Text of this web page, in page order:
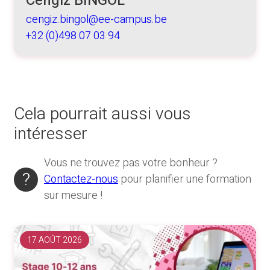
cengiz.bingol@ee-campus.be
+32 (0)498 07 03 94
Cela pourrait aussi vous
intéresser
Vous ne trouvez pas votre bonheur ?
Contactez-nouspour planifier une formation
sur mesure !
17 AOÛT 2026